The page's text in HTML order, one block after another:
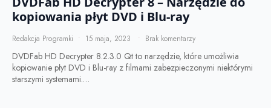
kopiowania płyt DVD i Blu-ray
Redakcja Programki 15 maja, 2023 Brak komentarzy
DVDFab HD Decrypter 8.2.3.0 Qt to narzędzie, które umożliwia
kopiowanie płyt DVD i Blu-ray z filmami zabezpieczonymi niektórymi
starszymi systemami.…